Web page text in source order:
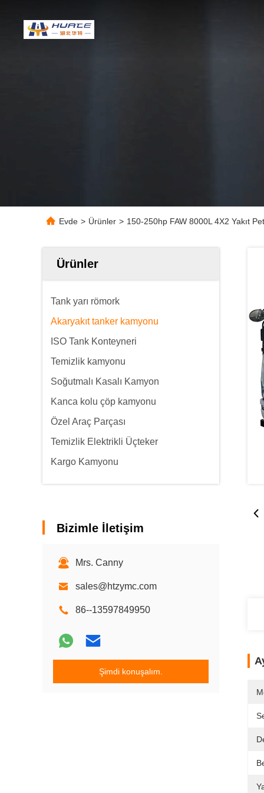
Evde > Ürünler > 150-250hp FAW 8000L 4X2 Yakıt
Ürünler
Tank yarı römork
Akaryakıt tanker kamyonu
ISO Tank Konteyneri
Temizlik kamyonu
Soğutmalı Kasalı Kamyon
Kanca kolu çöp kamyonu
Özel Araç Parçası
Temizlik Elektrikli Üçteker
Kargo Kamyonu
Bizimle İletişim
Mrs. Canny
sales@htzymc.com
86--13597849950
Şimdi konuşalım.